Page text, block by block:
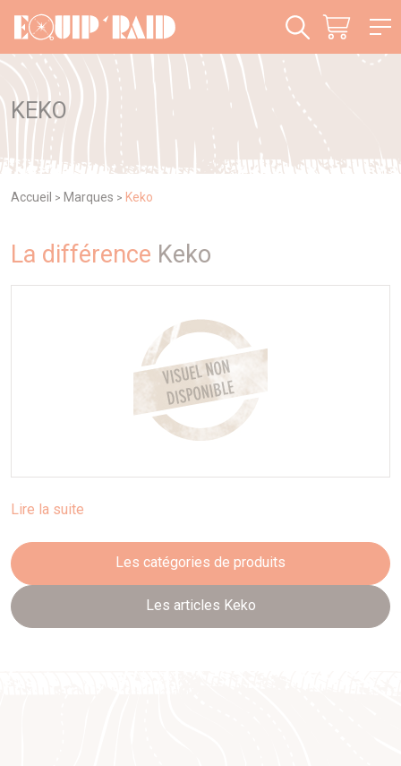
KEKO
Accueil > Marques > Keko
La différence Keko
Lire la suite
Les catégories de produits
Les articles Keko
Panneau de gestion des cookies